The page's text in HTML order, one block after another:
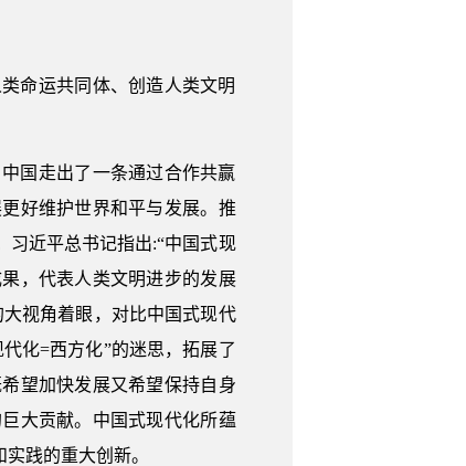
命运共同体、创造人类文明
国走出了一条通过合作共赢
好维护世界和平与发展。推
习近平总书记指出:“中国式现
，代表人类文明进步的发展
视角着眼，对比中国式现代
化=西方化”的迷思，拓展了
望加快发展又希望保持自身
大贡献。中国式现代化所蕴
践的重大创新。